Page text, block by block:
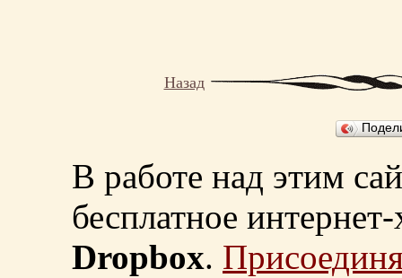
Назад
В работе над этим
бесплатное
Dropbox.